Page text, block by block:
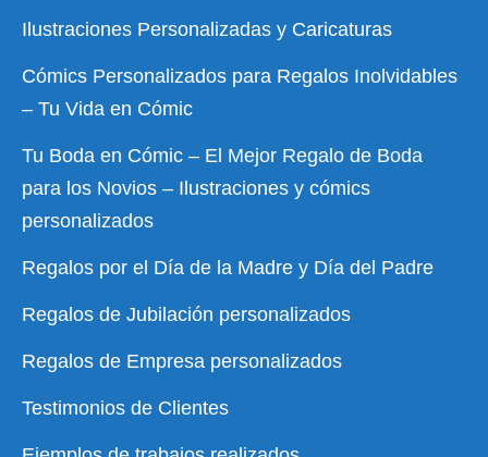
Ilustraciones Personalizadas y Caricaturas
Cómics Personalizados para Regalos Inolvidables
– Tu Vida en Cómic
Tu Boda en Cómic – El Mejor Regalo de Boda
para los Novios – Ilustraciones y cómics
personalizados
Regalos por el Día de la Madre y Día del Padre
Regalos de Jubilación personalizados
Regalos de Empresa personalizados
Testimonios de Clientes